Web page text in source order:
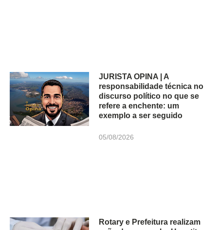
JURISTA OPINA | A
responsabilidade técnica no
discurso político no que se
refere a enchente: um
exemplo a ser seguido
05/08/2026
Rotary e Prefeitura realizam